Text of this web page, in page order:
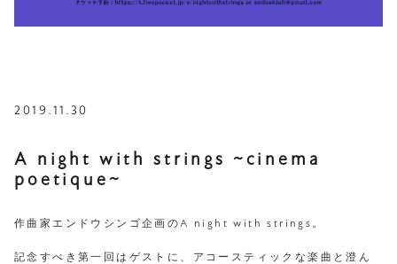
2019.11.30
A night with strings ~cinema
poetique~
作曲家エンドウシンゴ企画のA night with strings。
記念すべき第一回はゲストに、アコースティックな楽曲と澄ん